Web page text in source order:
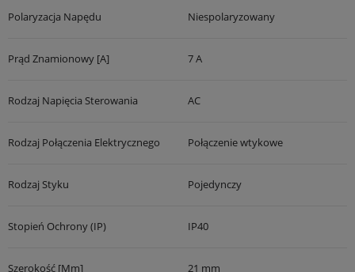
Polaryzacja Napędu Niespolaryzowany
Prąd Znamionowy [A] 7 A
Rodzaj Napięcia Sterowania AC
Rodzaj Połączenia Elektrycznego Połączenie wtykowe
Rodzaj Styku Pojedynczy
Stopień Ochrony (IP) IP40
Szerokość [mm] 21 mm